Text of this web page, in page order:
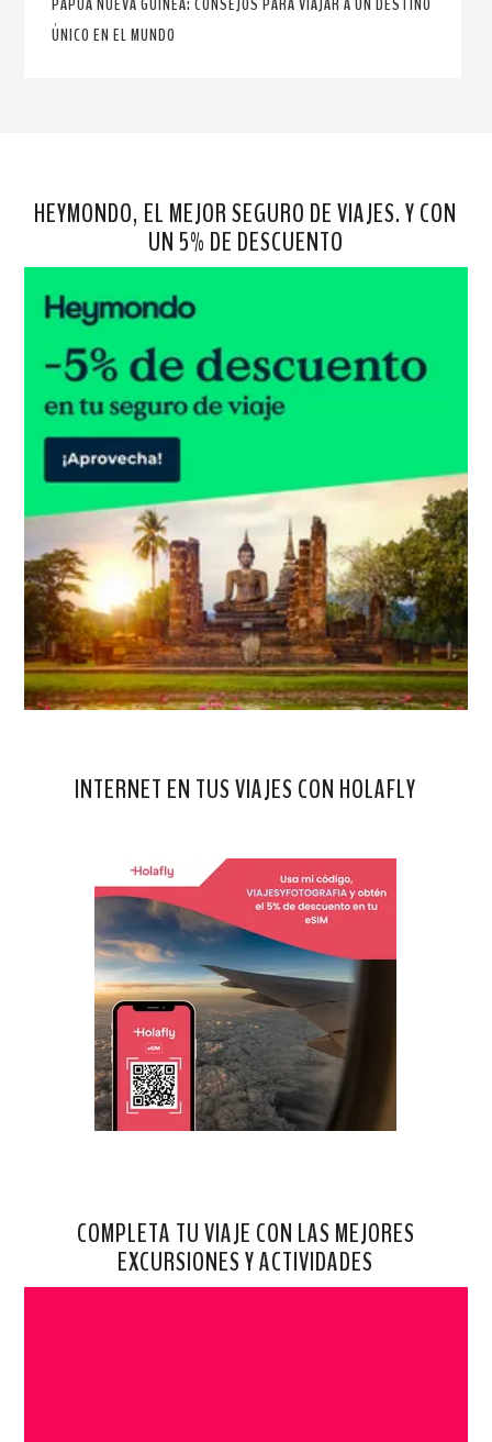
ÚNICO EN EL MUNDO
HEYMONDO, EL MEJOR SEGURO DE VIAJES. Y CON
UN 5% DE DESCUENTO
INTERNET EN TUS VIAJES CON HOLAFLY
COMPLETA TU VIAJE CON LAS MEJORES
EXCURSIONES Y ACTIVIDADES